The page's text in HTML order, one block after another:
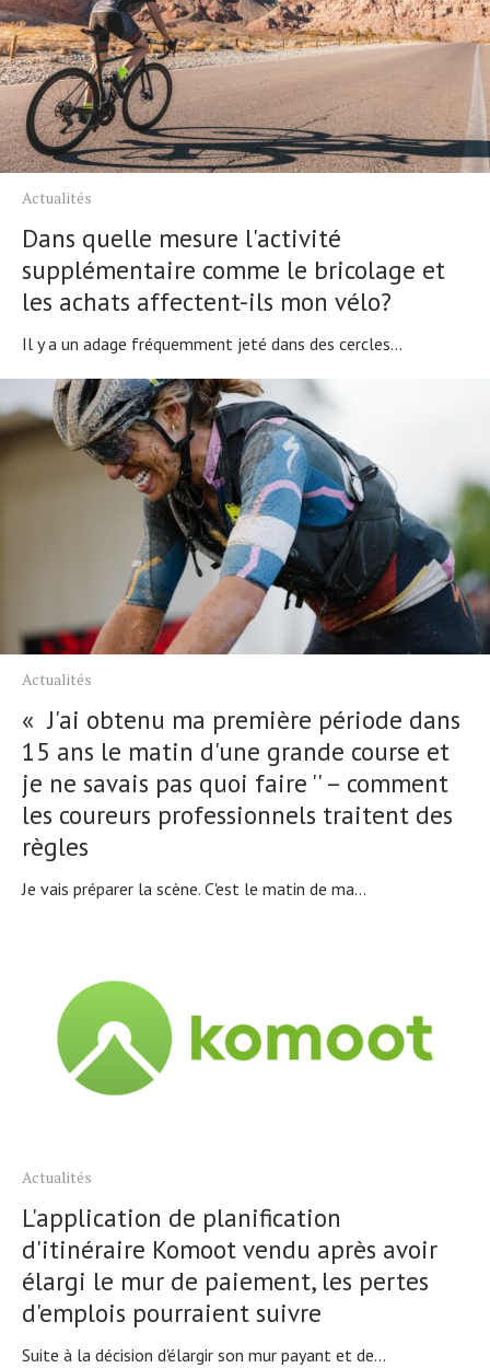
Actualités
Dans quelle mesure l'activité
supplémentaire comme le bricolage et
les achats affectent-ils mon vélo?
Il y a un adage fréquemment jeté dans des cercles...
Actualités
« J'ai obtenu ma première période dans
15 ans le matin d'une grande course et
je ne savais pas quoi faire '' – comment
les coureurs professionnels traitent des
règles
Je vais préparer la scène. C'est le matin de ma...
Actualités
L'application de planification
d'itinéraire Komoot vendu après avoir
élargi le mur de paiement, les pertes
d'emplois pourraient suivre
Suite à la décision d'élargir son mur payant et de...